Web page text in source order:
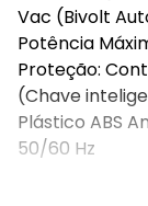
Vac (Bivolt
Potência
Proteção:
(Chave
Plástico ABS
50/60 Hz